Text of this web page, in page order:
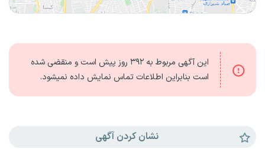
این آگهی مربوط به ۳۹۲ روز
پیش است و منقضی شده
است بنابراین اطلاعات تماس نمایش داده نمیشود.
نشان کردن آگهی